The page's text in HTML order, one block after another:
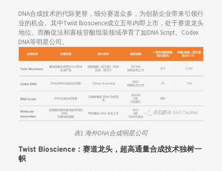
DNA合成技术的代际更替，细分赛道众多，为创新企业带来引领行
业的机会。其中Twist Bioscience成立五年内即上市，处于赛道龙头
地位。而酶促法和寡核苷酸组装领域孕育了如DNA Script、Codex
DNA等明星公司。
表1 海外DNA合成明星公司
Twist Bioscience：赛道龙头，超高通量合成技术独树一
帜